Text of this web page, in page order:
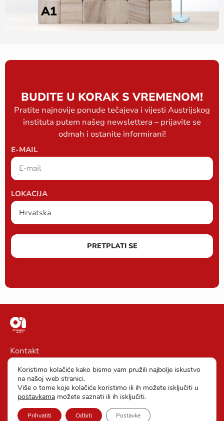
BUDITE U KORAK S VREMENOM!
Pratite najnovije ponude tečajeva i vijesti Austrijskog
instituta putem našeg newslettera – prijavite se
odmah i ostanite informirani!
E-MAIL
LOKACIJA
PRETPLATI SE
Kontakt
Impressum
Opći uvjeti poslovanja
Zaštita podataka
Koristimo kolačiće kako bismo vam pružili najbolje iskustvo
na našoj web stranici.
Više o tome koje kolačiće koristimo ili ih možete isključiti u
postavkama možete saznati ili ih isključiti.
Prihvatiti Odbiti Postavke